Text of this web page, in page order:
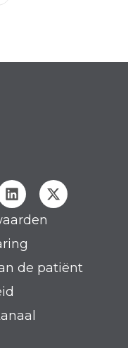
de patiënt